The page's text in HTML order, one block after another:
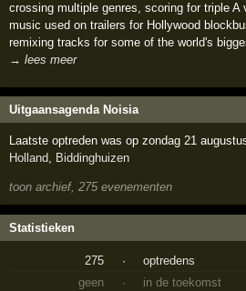
crossing multiple genres, scoring for triple A
music used on trailers for Hollywood
remixing tracks for some of the world's
→ lees meer
Uitgaansagenda Noisia
Laatste optreden was op zondag 21
Holland, Biddinghuizen
toon archief, 275 evenementen
Statistieken
275 ·
optredens
geen
·
in de toekomst